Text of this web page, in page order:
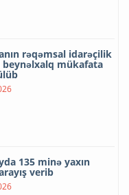
rəqəmsal idarəçilik
mükafata
135 minə yaxın
verib